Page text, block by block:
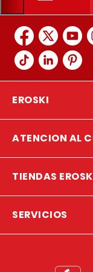
EROSKI
ATENCION AL
TIENDAS
SERVICIOS